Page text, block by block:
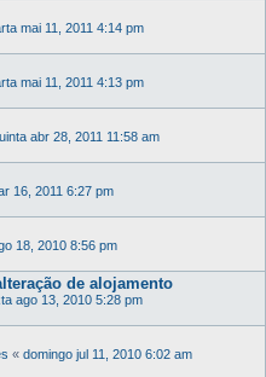
mai 11, 2011 4:14 pm
mai 11, 2011 4:13 pm
abr 28, 2011 11:58 am
16, 2011 6:27 pm
18, 2010 8:56 pm
de alojamento
ago 13, 2010 5:28 pm
« domingo jul 11, 2010 6:02 am